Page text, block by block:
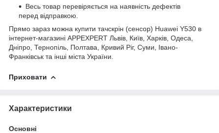
Весь товар перевіряється на наявність дефектів
перед відправкою.
Прямо зараз можна купити тачскрін (сенсор) Huawei Y530 в
інтернет-магазині APPEXPERT Львів, Київ, Харків, Одеса,
Дніпро, Тернопіль, Полтава, Кривий Ріг, Суми, Івано-
Франківськ та інші міста України.
Приховати
Характеристики
Основні